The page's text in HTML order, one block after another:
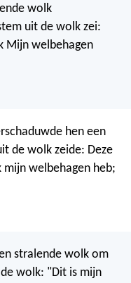
wolk
uit de wolk zei:
Mijn welbehagen
hen een
de wolk zeide: Deze
mijn welbehagen heb;
stralende wolk om
wolk: "Dit is mijn